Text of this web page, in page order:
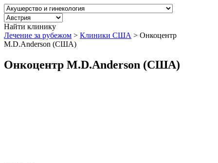
Найти клинику
Лечение за рубежом > Клиники США > Онкоцентр
M.D.Anderson (США)
Онкоцентр M.D.Anderson (США)